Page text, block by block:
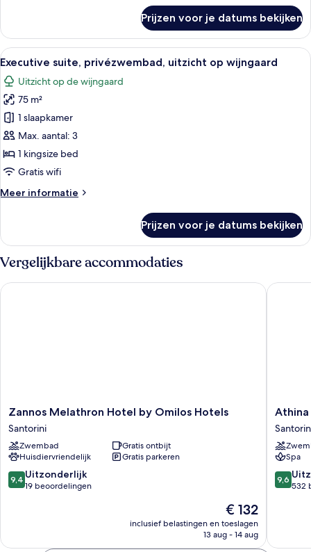
suite,
privézwembad,
uitzicht
wijngaard
Prijzen voor je datums bekijken
Alle
foto's
voor
Executive
suite,
privézwembad,
uitzicht
op
laden
Een slaapkamer met een bed, een
10
Executive suite, privézwembad, uitzicht op wijngaard
Uitzicht op de wijngaard
75 m²
1 slaapkamer
Max. aantal: 3
1 kingsize bed
Gratis wifi
Meer informatie
Meer
suite,
privézwembad,
uitzicht
wijngaard
Prijzen voor je datums bekijken
Vergelijkbare accommodaties
Zannos
Melathron
Hotel
by
Omilos
Hotels
Santorini
Zannos Melathron Hotel by Omilos Hotels
Santorini
Zwembad
Gratis ontbijt
Huisdiervriendelijk
Gratis parkeren
9.4
van
9,4 Uitzonderlijk
19 beoordelingen
De
prijs
is
€ 132
inclusief belastingen en toeslagen
13 aug - 14 aug
Zannos Melathron Hotel by Omilos Hotels
Athina
Luxury
Suites
Athina
Spa
9.6
van
9,6
532
Athina